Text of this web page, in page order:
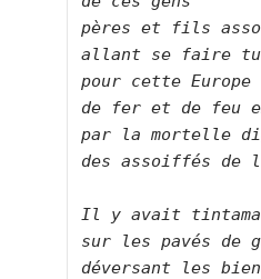
pères et fils
allant se faire
pour cette
de fer et de feu
par la mortelle
des assoiffés
Il y avait
sur les pavés
déversant les